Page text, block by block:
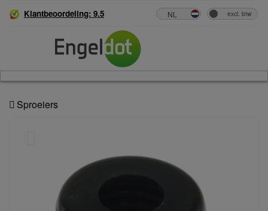
Klantbeoordeling: 9.5
Sproeiers